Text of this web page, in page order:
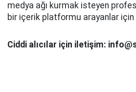
medya ağı kurmak isteyen
bir içerik platformu arayanlar
Ciddi alıcılar için iletişim: